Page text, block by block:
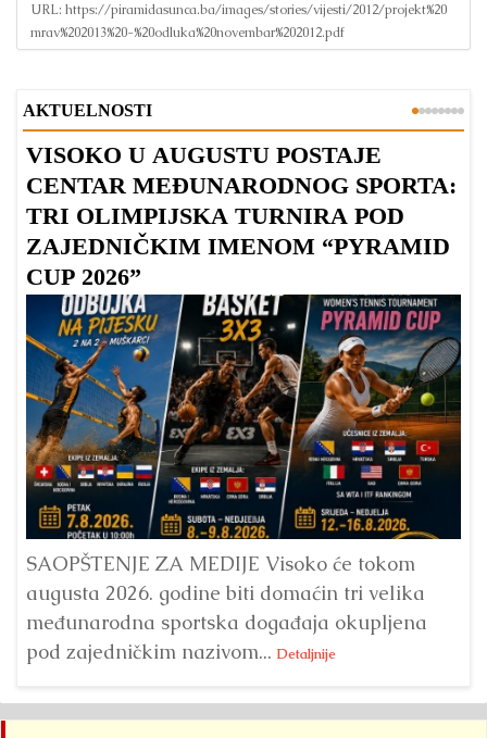
URL: https://piramidasunca.ba/images/stories/vijesti/2012/projekt%20
mrav%202013%20-%20odluka%20novembar%202012.pdf
AKTUELNOSTI
VISOKO U AUGUSTU POSTAJE
CENTAR MEĐUNARODNOG SPORTA:
TRI OLIMPIJSKA TURNIRA POD
ZAJEDNIČKIM IMENOM “PYRAMID
CUP 2026”
SAOPŠTENJE ZA MEDIJE Visoko će tokom
augusta 2026. godine biti domaćin tri velika
međunarodna sportska događaja okupljena
pod zajedničkim nazivom... Detaljnije